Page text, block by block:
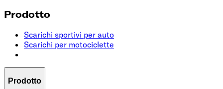
Prodotto
Scarichi sportivi per auto
Scarichi per motociclette
Prodotto